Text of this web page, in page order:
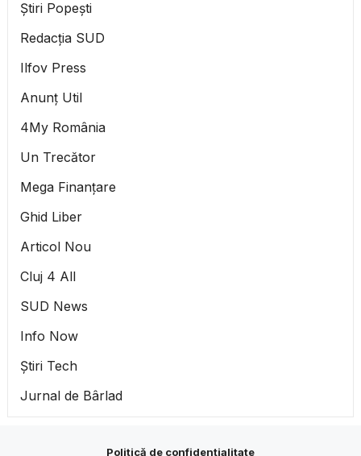
Știri Popești
Redacția SUD
Ilfov Press
Anunț Util
4My România
Un Trecător
Mega Finanțare
Ghid Liber
Articol Nou
Cluj 4 All
SUD News
Info Now
Știri Tech
Jurnal de Bârlad
Politică de confidențialitate